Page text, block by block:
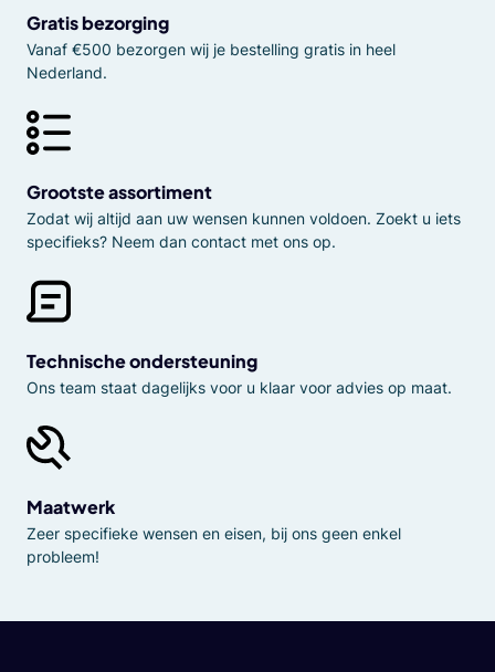
Gratis bezorging
Vanaf €500 bezorgen wij je bestelling gratis in heel
Nederland.
Grootste assortiment
Zodat wij altijd aan uw wensen kunnen voldoen. Zoekt u iets
specifieks? Neem dan contact met ons op.
Technische ondersteuning
Ons team staat dagelijks voor u klaar voor advies op maat.
Maatwerk
Zeer specifieke wensen en eisen, bij ons geen enkel
probleem!